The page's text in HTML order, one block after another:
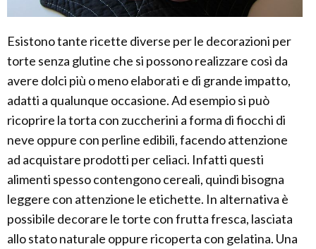
Esistono tante ricette diverse per le decorazioni per
torte senza glutine che si possono realizzare così da
avere dolci più o meno elaborati e di grande impatto,
adatti a qualunque occasione. Ad esempio si può
ricoprire la torta con zuccherini a forma di fiocchi di
neve oppure con perline edibili, facendo attenzione
ad acquistare prodotti per celiaci. Infatti questi
alimenti spesso contengono cereali, quindi bisogna
leggere con attenzione le etichette. In alternativa è
possibile decorare le torte con frutta fresca, lasciata
allo stato naturale oppure ricoperta con gelatina. Una